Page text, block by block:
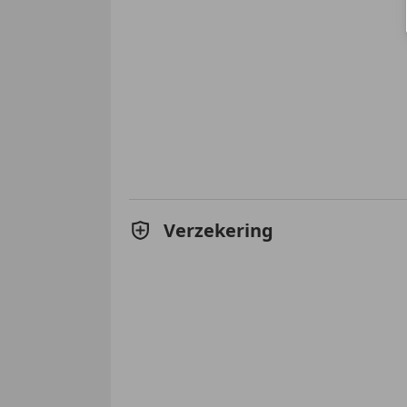
Verzekering